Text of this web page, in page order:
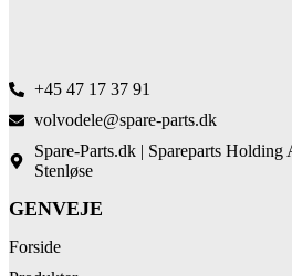
+45 47 17 37 91
volvodele@spare-parts.dk
Spare-Parts.dk | Spareparts
Stenløse
GENVEJE
Forside